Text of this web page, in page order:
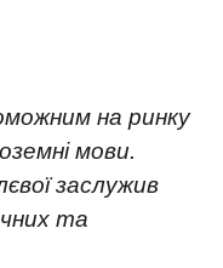
на ринку
мови.
заслужив
та